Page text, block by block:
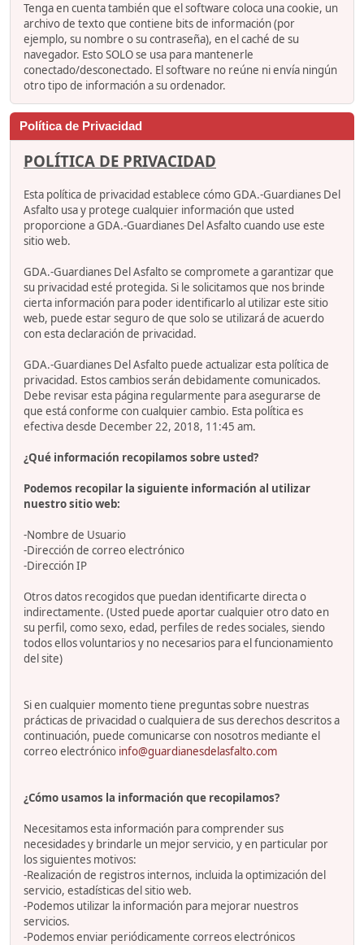
Tenga en cuenta también que el software coloca una cookie, un
archivo de texto que contiene bits de información (por
ejemplo, su nombre o su contraseña), en el caché de su
navegador. Esto SOLO se usa para mantenerle
conectado/desconectado. El software no reúne ni envía ningún
otro tipo de información a su ordenador.
Política de Privacidad
POLÍTICA DE PRIVACIDAD
Esta política de privacidad establece cómo GDA.-Guardianes Del
Asfalto usa y protege cualquier información que usted
proporcione a GDA.-Guardianes Del Asfalto cuando use este
sitio web.
GDA.-Guardianes Del Asfalto se compromete a garantizar que
su privacidad esté protegida. Si le solicitamos que nos brinde
cierta información para poder identificarlo al utilizar este sitio
web, puede estar seguro de que solo se utilizará de acuerdo
con esta declaración de privacidad.
GDA.-Guardianes Del Asfalto puede actualizar esta política de
privacidad. Estos cambios serán debidamente comunicados.
Debe revisar esta página regularmente para asegurarse de
que está conforme con cualquier cambio. Esta política es
efectiva desde December 22, 2018, 11:45 am.
¿Qué información recopilamos sobre usted?
Podemos recopilar la siguiente información al utilizar
nuestro sitio web:
-Nombre de Usuario
-Dirección de correo electrónico
-Dirección IP
Otros datos recogidos que puedan identificarte directa o
indirectamente. (Usted puede aportar cualquier otro dato en
su perfil, como sexo, edad, perfiles de redes sociales, siendo
todos ellos voluntarios y no necesarios para el funcionamiento
del site)
Si en cualquier momento tiene preguntas sobre nuestras
prácticas de privacidad o cualquiera de sus derechos descritos a
continuación, puede comunicarse con nosotros mediante el
correo electrónico info@guardianesdelasfalto.com
¿Cómo usamos la información que recopilamos?
Necesitamos esta información para comprender sus
necesidades y brindarle un mejor servicio, y en particular por
los siguientes motivos:
-Realización de registros internos, incluida la optimización del
servicio, estadísticas del sitio web.
-Podemos utilizar la información para mejorar nuestros
servicios.
-Podemos enviar periódicamente correos electrónicos